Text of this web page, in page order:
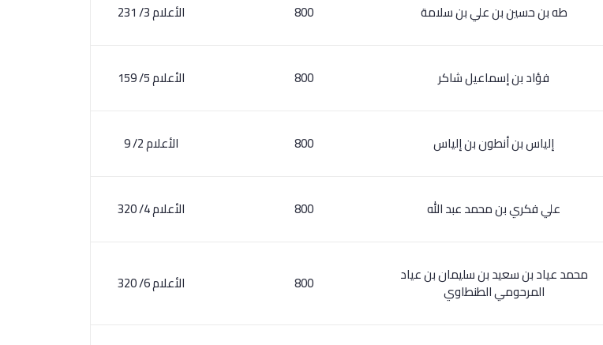
طه بن حسين بن علي بن سلامة 800 الأعلام 3/ 231
فؤاد بن إسماعيل شاكر 800 الأعلام 5/ 159
إلياس بن أنطون بن إلياس 800 الأعلام 2/ 9
علي فكري بن محمد عبد الله 800 الأعلام 4/ 320
محمد عياد بن سعيد بن سليمان بن عياد
المرحومي الطنطاوي 800 الأعلام 6/ 320